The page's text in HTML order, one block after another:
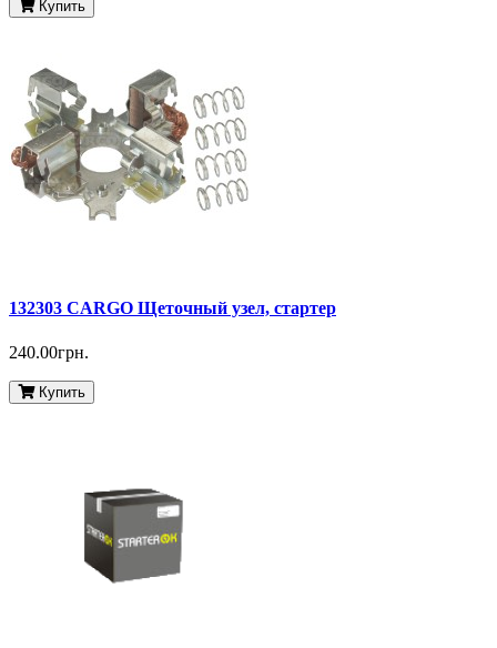
Купить
132303 CARGO Щеточный узел, стартер
240.00грн.
Купить